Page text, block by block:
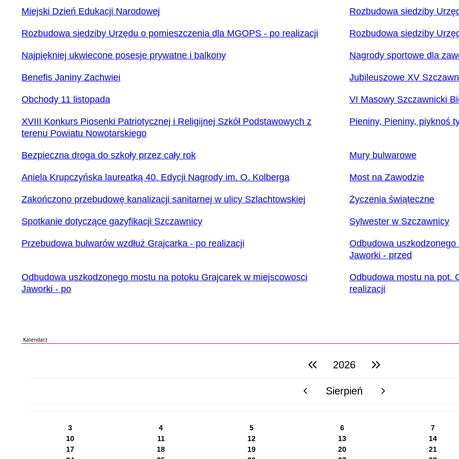
Miejski Dzień Edukacji Narodowej Rozbudowa siedziby
Rozbudowa siedziby Urzędu o pomieszczenia dla MGOPS - po realizacji Rozbudowa siedziby
Najpiękniej ukwiecone posesje prywatne i balkony Nagrody sportowe dla
Benefis Janiny Zachwiei Jubileuszowe XV
Obchody 11 listopada VI Masowy Szczawnicki
XVIII Konkurs Piosenki Patriotycznej i Religijnej Szkół Podstawowych z
terenu Powiatu Nowotarskiego
Pieniny, Pieniny, piyknoś
Bezpieczna droga do szkoły przez cały rok Mury bulwarowe
Aniela Krupczyńska laureatką 40. Edycji Nagrody im. O. Kolberga Most na Zawodzie
Zakończono przebudowę kanalizacji sanitarnej w ulicy Szlachtowskiej Życzenia świąteczne
Spotkanie dotyczące gazyfikacji Szczawnicy Sylwester w Szczawnicy
Przebudowa bulwarów wzdłuż Grajcarka - po realizacji
Odbudowa
Jaworki - przed
Odbudowa uszkodzonego mostu na potoku Grajcarek w miejscowosci
Jaworki - po
Odbudowa mostu na pot.
realizacji
Kalendarz
poprzedni rok2026 następny rok
poprzedni miesiącSierpień następny miesiąc
3 4 5 6
7
10
11 12 13
14
17
18 19 20
21